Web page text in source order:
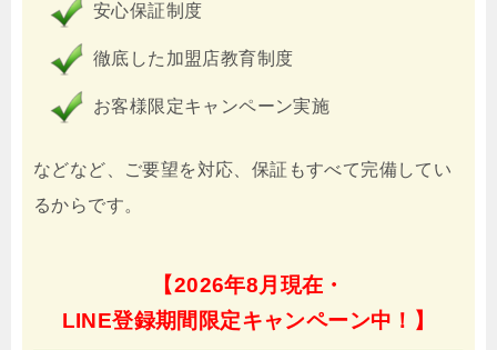
安心保証制度
徹底した加盟店教育制度
お客様限定キャンペーン実施
などなど、ご要望を対応、保証もすべて完備してい
るからです。
【2026年8月現在・
LINE登録期間限定キャンペーン中！】